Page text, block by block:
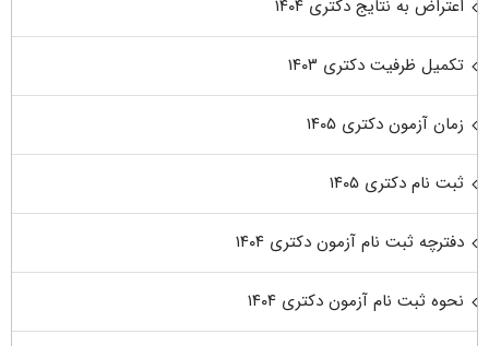
اعتراض به نتایج دکتری ۱۴۰۴
تکمیل ظرفیت دکتری ۱۴۰۳
زمان آزمون دکتری ۱۴۰۵
ثبت نام دکتری ۱۴۰۵
دفترچه ثبت نام آزمون دکتری ۱۴۰۴
نحوه ثبت نام آزمون دکتری ۱۴۰۴